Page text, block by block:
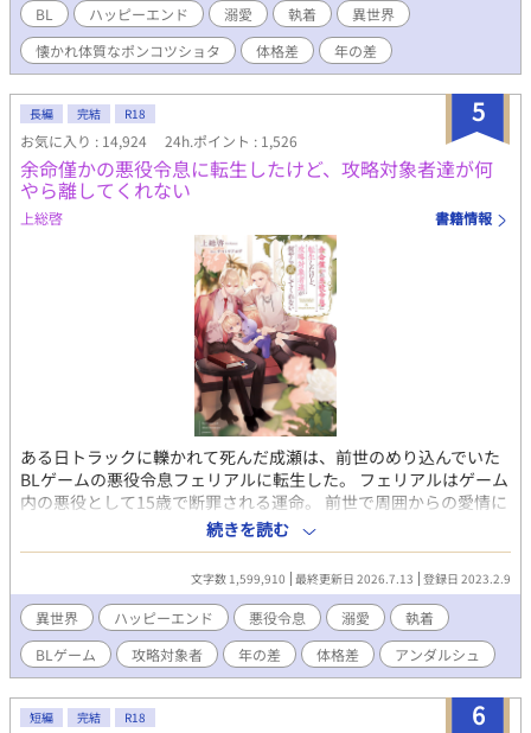
受け要素を全て排して攻めっぽくなってしまった兄は、本来恋人
になるはずの攻め主人公を『弟を狙う不届きもの』として目の敵
にするように。 更には兄に惚れるはずの攻め主人公も、兄ではな
くルカに執着するようになり──？ 冷酷無情なマフィア攻め×ポ
ンコツショタ受け 怖がりなポンコツショタがマフィアのヤバい人
達からの総愛されと執着に気付かず、クールを演じて生き残りに
励む話。
BL ハッピーエンド 溺愛 執着
異世界
懐かれ体質なポンコツショタ
体格差 年の差
5
長編 完結 R18
お気に入り : 14,924 24h.ポイント : 1,526
余命僅かの悪役令息に転生したけど、攻略対象者達が何
やら離してくれない
上総啓 書籍情報
ある日トラックに轢かれて死んだ成瀬は、前世のめり込んでいた
BLゲームの悪役令息フェリアルに転生した。 フェリアルはゲーム
内の悪役として15歳で断罪される運命。 前世で周囲からの愛情に
恵まれなかった成瀬は、今世でも誰にも愛されない事実に絶望
し、転生直後にゲーム通りの人生を受け入れようと諦観する。 声
すら発さず、家族に対しても無反応を貫き人形のように接するフ
ェリアル。そんなフェリアルに周囲の過保護と溺愛は予想外に増
していき、いつの間にかゲームのシナリオとズレた展開が巻き起
こっていく。 気付けば兄達は勿論、妖艶な魔塔主や最恐の暗殺
者、次期大公に皇太子…ゲームの攻略対象者達がフェリアルに執
着するようになり…――？ 周囲の愛に疎い悪役令息の無自覚総愛
されライフ。 ※最終的に固定カプ
続きを読む
文字数 1,599,910 最終更新日 2026.7.13 登録日 2023.2.9
異世界 ハッピーエンド 悪役令息 溺愛
執着
BLゲーム
攻略対象者 年の差 体格差 アンダルシュ
6
短編 完結 R18